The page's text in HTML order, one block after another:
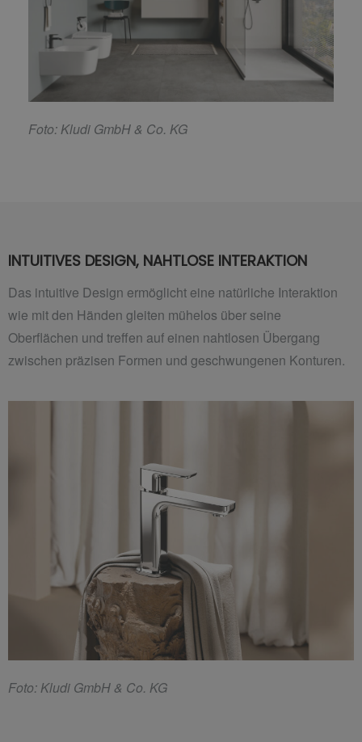
Foto: Kludi GmbH & Co. KG
INTUITIVES DESIGN, NAHTLOSE INTERAKTION
Das intuitive Design ermöglicht eine natürliche Interaktion
wie mit den Händen gleiten mühelos über seine
Oberflächen und treffen auf einen nahtlosen Übergang
zwischen präzisen Formen und geschwungenen Konturen.
Foto: Kludi GmbH & Co. KG